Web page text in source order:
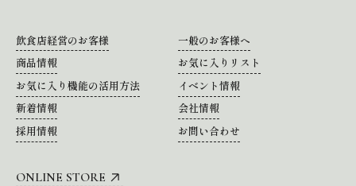
飲食店経営のお客様
一般のお客様へ
商品情報
お気に入りリスト
お気に入り機能の活用方法
イベント情報
新着情報
会社情報
採用情報
お問い合わせ
ONLINE STORE